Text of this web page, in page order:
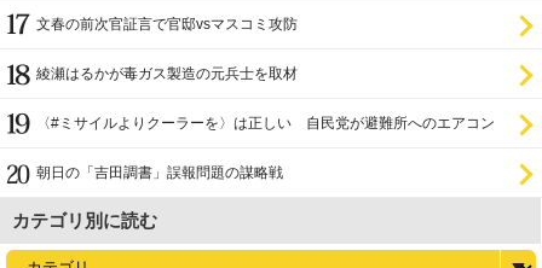
文春の前次官証言で官邸vsマスコミ攻防
綾瀬はるかが毒ガス製造の元兵士を取材
〈#ミサイルよりクーラーを〉は正しい 自民党が避難所へのエアコン
朝日の「吉田調書」誤報問題の謀略戦
カテゴリ別に読む